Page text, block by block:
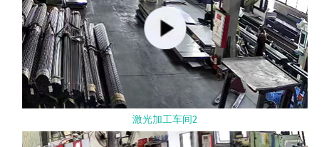
激光加工车间2